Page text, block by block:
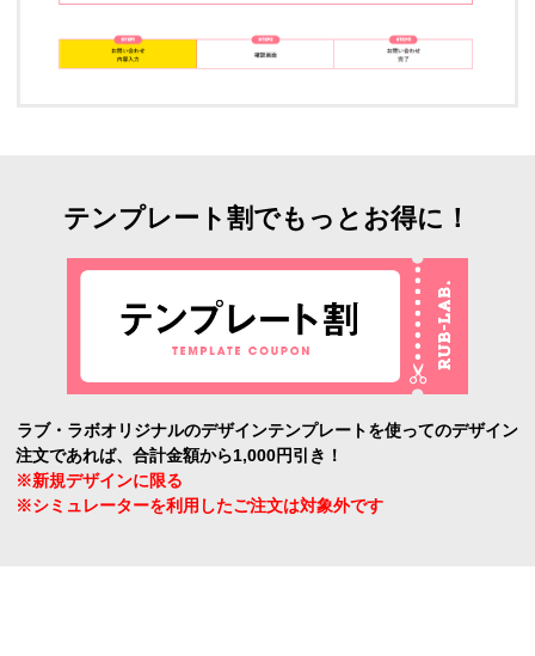
テンプレート割でもっとお得に！
ラブ・ラボオリジナルのデザインテンプレートを使ってのデザイン
注文であれば、合計金額から1,000円引き！
※新規デザインに限る
※シミュレーターを利用したご注文は対象外です